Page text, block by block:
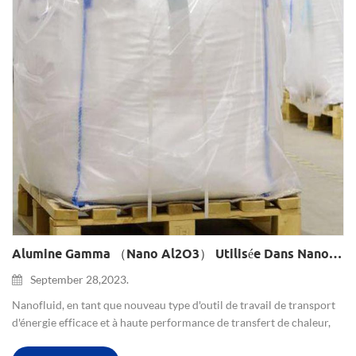
Alumine Gamma （nano Al2O3） Utilisée Dans Nanofluid
September 28,2023.
Nanofluid, en tant que nouveau type d'outil de travail de transport
d'énergie efficace et à haute performance de transfert de chaleur,